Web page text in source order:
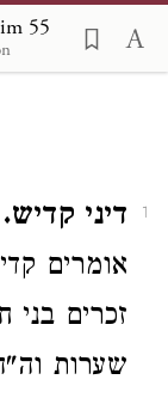
55
1
דיני
אומרים
זכרים בני
שערות